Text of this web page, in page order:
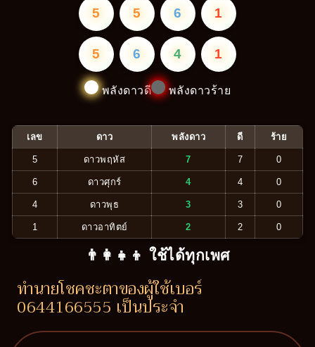
5 5 6 1
5 6 4 1
พลังดาวดี พลังดาวร้าย
เลข ดาว พลังดาว ดี ร้าย
5 ดาวพฤหัส 7 7 0
6 ดาวศุกร์ 4 4 0
4 ดาวพุธ 3 3 0
1 ดาวอาทิตย์ 2 2 0
👨‍👩‍👧‍👦 ใช้ได้ทุกเพศ
ทำนายโชคชะตาของผู้ใช้เบอร์
0644166555 เป็นประจำ